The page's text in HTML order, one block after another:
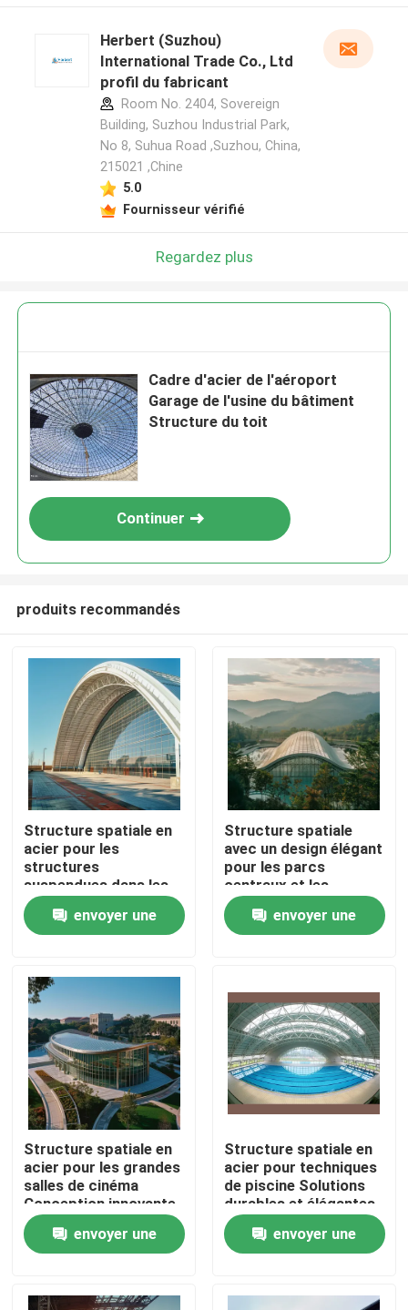
Maison
Produits
Au sujet de nous
Contrôle de qualité
Contactez-nous
Nouvelles
Cas
cadres en acier de l'espace
Botte de cadre de l'espace
Herbert (Suzhou)
International Trade Co., Ltd
profil du fabricant
Room No. 2404, Sovereign
Building, Suzhou Industrial Park,
No 8, Suhua Road ,Suzhou, China,
215021 ,Chine
5.0
Fournisseur vérifié
Regardez plus
Cadre d'acier de l'aéroport
Garage de l'usine du bâtiment
Structure du toit
Continuer
produits recommandés
Structure spatiale en
acier pour les
structures
suspendues dans les
salles de cinéma qui
maximisent l'espace
et la qualité du son
envoyer une
Structure spatiale
avec un design élégant
pour les parcs
centraux et les
installations
informellesenvoyer une
Structure spatiale en
acier pour les grandes
salles de cinéma
Conception innovante
et intégrée
structurelleenvoyer une
Structure spatiale en
acier pour techniques
de piscine Solutions
durables et élégantes
envoyer une